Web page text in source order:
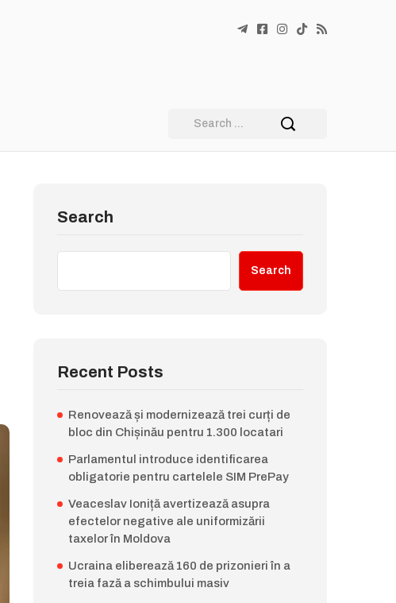
Search
Search
Recent Posts
Renovează și modernizează trei curți de
bloc din Chișinău pentru 1.300 locatari
Parlamentul introduce identificarea
obligatorie pentru cartelele SIM PrePay
Veaceslav Ioniță avertizează asupra
efectelor negative ale uniformizării
taxelor în Moldova
Ucraina eliberează 160 de prizonieri în a
treia fază a schimbului masiv